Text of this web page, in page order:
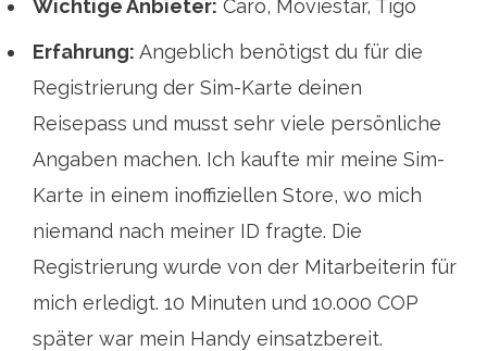
Wichtige Anbieter: Caro, Moviestar, Tigo
Erfahrung: Angeblich benötigst du für die
Registrierung der Sim-Karte deinen
Reisepass und musst sehr viele persönliche
Angaben machen. Ich kaufte mir meine Sim-
Karte in einem inoffiziellen Store, wo mich
niemand nach meiner ID fragte. Die
Registrierung wurde von der Mitarbeiterin für
mich erledigt. 10 Minuten und 10.000 COP
später war mein Handy einsatzbereit.